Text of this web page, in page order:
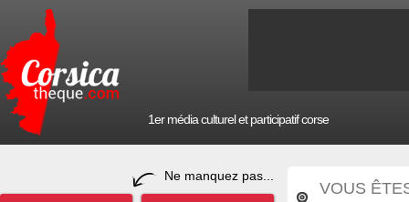
1er média culturel et participatif corse
Ne manquez pas...
VOUS